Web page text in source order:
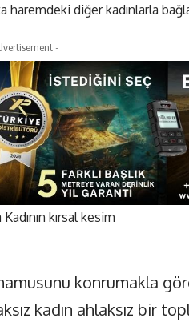
diğer kadınlarla
-
konrumakla
kadın ahlaksız bir